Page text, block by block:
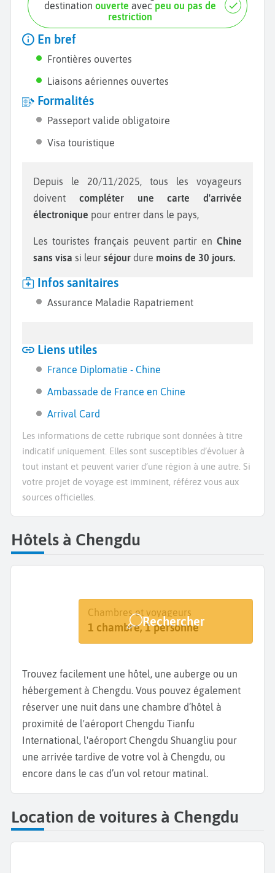
destinationouverte avec peu ou pas de
restriction
En bref
Frontières ouvertes
Liaisons aériennes ouvertes
Formalités
Passeport valide obligatoire
Visa touristique
Depuis le 20/11/2025, tous les voyageurs
doivent compléter une carte d'arrivée
électronique pour entrer dans le pays,
Les touristes français peuvent partir en Chine
sans visa si leur séjour dure moins de 30 jours.
Infos sanitaires
Assurance Maladie Rapatriement
Liens utiles
France Diplomatie - Chine
Ambassade de France en Chine
Arrival Card
Les informations de cette rubrique sont données à titre
indicatif uniquement. Elles sont susceptibles d’évoluer à
tout instant et peuvent varier d’une région à une autre. Si
votre projet de voyage est imminent, référez vous aux
sources officielles.
Hôtels à Chengdu
Destination
Chengdu
Dates
Dates de votre séjour
Chambres et voyageurs
1 chambre, 1 personne
Rechercher
Trouvez facilement une hôtel, une auberge ou un
hébergement à Chengdu. Vous pouvez également
réserver une nuit dans une chambre d’hôtel à
proximité de l'aéroport Chengdu Tianfu
International, l'aéroport Chengdu Shuangliu pour
une arrivée tardive de votre vol à Chengdu, ou
encore dans le cas d’un vol retour matinal.
Location de voitures à Chengdu